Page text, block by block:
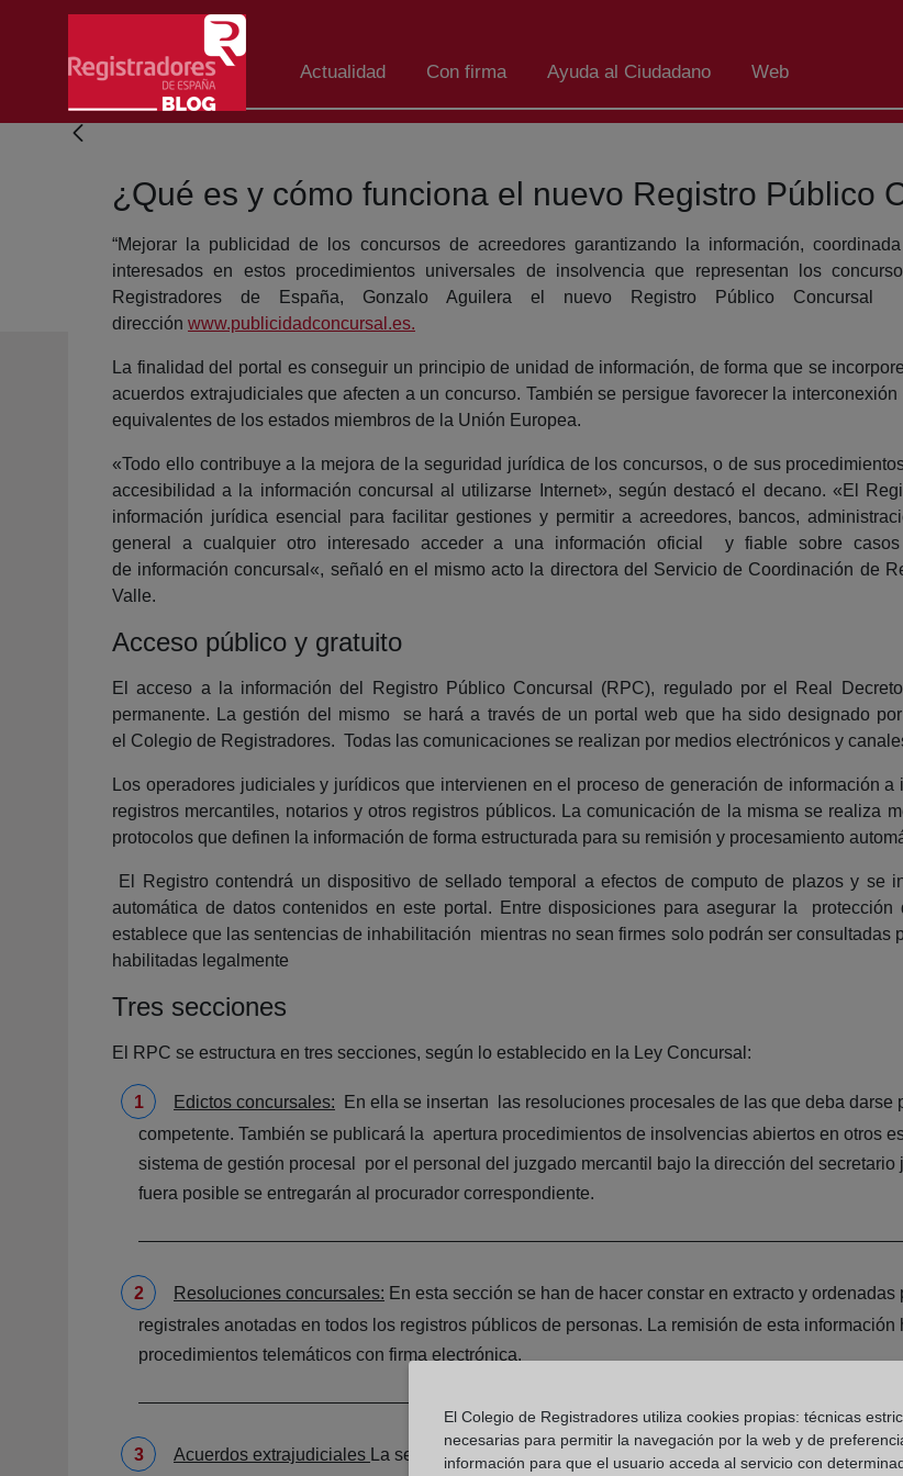
Saltar al contenido principal
Actualidad Con firma Ayuda al Ciudadano Web
¿Qué es y cómo funciona el nuevo Registro Público
“Mejorar la publicidad de los concursos de acreedores garantizando la información,
interesados en estos procedimientos universales de insolvencia que representan los
Registradores de España, Gonzalo Aguilera el nuevo Registro Público
dirección www.publicidadconcursal.es.
La finalidad del portal es conseguir un principio de unidad de información, de forma que se
acuerdos extrajudiciales que afecten a un concurso. También se persigue favorecer la
equivalentes de los estados miembros de la Unión Europea.
«Todo ello contribuye a la mejora de la seguridad jurídica de los concursos, o de sus
accesibilidad a la información concursal al utilizarse Internet», según destacó el decano. «El
información jurídica esencial para facilitar gestiones y permitir a acreedores, bancos,
general a cualquier otro interesado acceder a una información oficial y fiable sobre
de información concursal«, señaló en el mismo acto la directora del Servicio de Coordinación de
Valle.
Acceso público y gratuito
El acceso a la información del Registro Público Concursal (RPC), regulado por el Real
permanente. La gestión del mismo se hará a través de un portal web que ha sido designado
el Colegio de Registradores. Todas las comunicaciones se realizan por medios electrónicos y
Los operadores judiciales y jurídicos que intervienen en el proceso de generación de información
registros mercantiles, notarios y otros registros públicos. La comunicación de la misma se realiza
protocolos que definen la información de forma estructurada para su remisión y procesamiento
El Registro contendrá un dispositivo de sellado temporal a efectos de computo de plazos y se
automática de datos contenidos en este portal. Entre disposiciones para asegurar la
establece que las sentencias de inhabilitación mientras no sean firmes solo podrán ser
habilitadas legalmente
Tres secciones
El RPC se estructura en tres secciones, según lo establecido en la Ley Concursal:
Edictos concursales: En ella se insertan las resoluciones procesales de las que deba
competente. También se publicará la apertura procedimientos de insolvencias abiertos en otros
sistema de gestión procesal por el personal del juzgado mercantil bajo la dirección del
fuera posible se entregarán al procurador correspondiente.
Resoluciones concursales: En esta sección se han de hacer constar en extracto y
registrales anotadas en todos los registros públicos de personas. La remisión de esta
procedimientos telemáticos con firma electrónica.
Acuerdos extrajudiciales La sección tercera contiene la información precisa sobre la
El Colegio de Registradores utiliza cookies propias: técnicas
necesarias para permitir la navegación por la web y de
información para que el usuario acceda al servicio con